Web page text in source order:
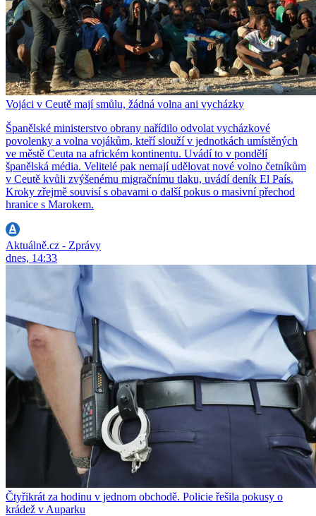
Vojáci v Ceutě mají smůlu, žádná volna ani vycházky
Španělské ministerstvo obrany nařídilo odvolat vycházkové
povolenky a volna vojákům, kteří slouží v jednotkách umístěných
ve městě Ceuta na africkém kontinentu. Uvádí to v pondělí
španělská média. Velitelé pak nemají udělovat nové volno četníkům
v Ceutě kvůli zvýšenému migračnímu tlaku, uvádí deník El País.
Kroky zřejmě souvisí s obavami o další pokus o masivní přechod
hranice s Marokem.
Aktuálně.cz - Zprávy
dnes, 14:33
Čtyřikrát za hodinu v jednom obchodě. Policie řešila pokusy o
krádež v Auparku